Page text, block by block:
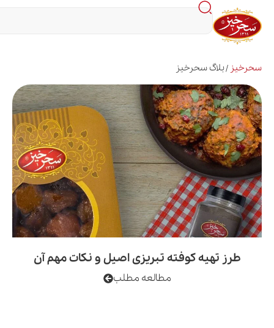
سحرخیز
کوفته تبریزی اصیل و نکات مهم آن
مطالعه مطلب